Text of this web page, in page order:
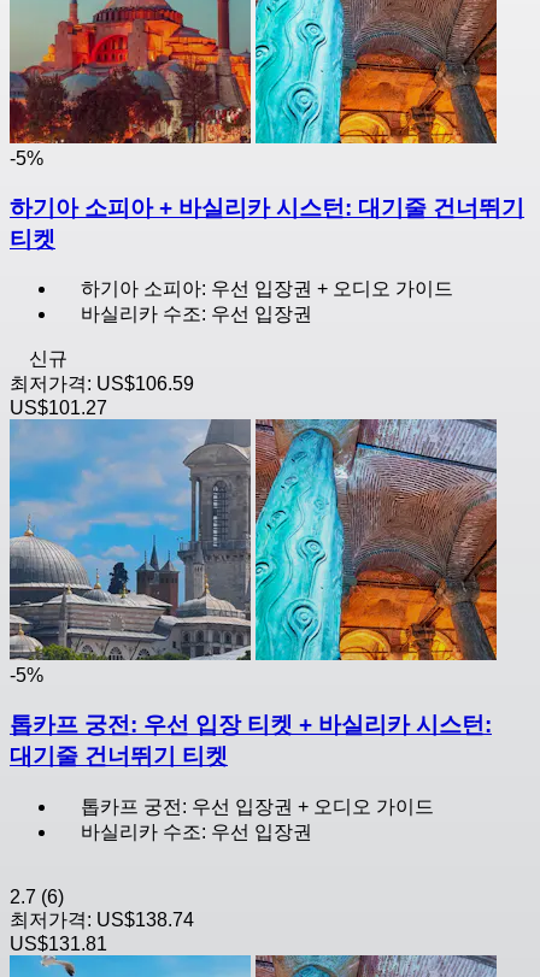
-5%
하기아 소피아 + 바실리카 시스턴: 대기줄 건너뛰기
티켓
하기아 소피아: 우선 입장권 + 오디오 가이드
바실리카 수조: 우선 입장권
신규
최저가격: US$106.59
US$101.27
-5%
톱카프 궁전: 우선 입장 티켓 + 바실리카 시스턴:
대기줄 건너뛰기 티켓
톱카프 궁전: 우선 입장권 + 오디오 가이드
바실리카 수조: 우선 입장권
2.7 (6)
최저가격: US$138.74
US$131.81